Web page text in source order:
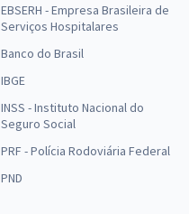
EBSERH - Empresa Brasileira de
Serviços Hospitalares
Banco do Brasil
IBGE
INSS - Instituto Nacional do
Seguro Social
PRF - Polícia Rodoviária Federal
PND